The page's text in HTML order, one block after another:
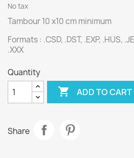
No tax
Tambour 10 x10 cm minimum
Formats : .CSD, .DST, .EXP, .HUS,
.XXX
Quantity
 ADD TO CART
Share